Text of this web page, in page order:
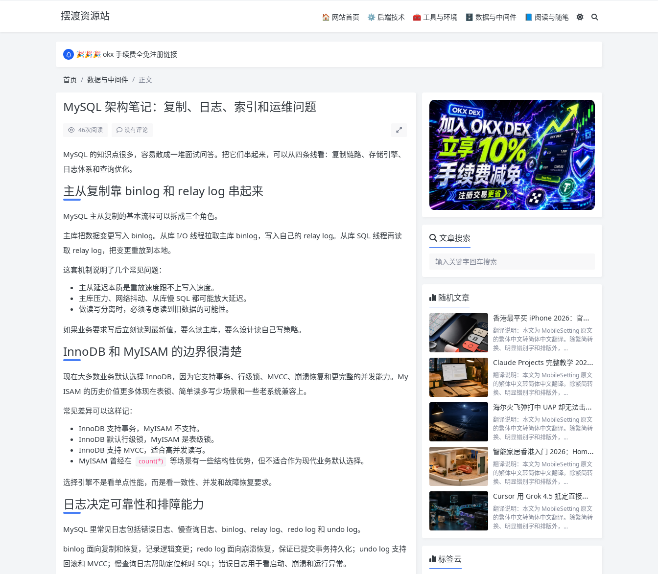
摆渡资源站 🏠 网站首页 ⚙️ 后端技术 🧰 工具与环境 🗄️ 数据与中间件 📘 阅读与随笔
🎉🎉🎉 okx 手续费全免注册链接
所有资源均为免费网盘资源，资源失效请备注留言，感谢！
🎉🎉🎉 okx 手续费全免注册链接
首页 数据与中间件 正文
MySQL 架构笔记：复制、日志、索引和运维问题
46次阅读 没有评论
MySQL 的知识点很多，容易散成一堆面试问答。把它们串起来，可以从四条线看：复制链路、存储引擎、
日志体系和查询优化。
主从复制靠 binlog 和 relay log 串起来
MySQL 主从复制的基本流程可以拆成三个角色。
主库把数据变更写入 binlog。从库 I/O 线程拉取主库 binlog，写入自己的 relay log。从库 SQL 线程再读
取 relay log，把变更重放到本地。
这套机制说明了几个常见问题：
主从延迟本质是重放速度跟不上写入速度。
主库压力、网络抖动、从库慢 SQL 都可能放大延迟。
做读写分离时，必须考虑读到旧数据的可能性。
如果业务要求写后立刻读到最新值，要么读主库，要么设计读自己写策略。
InnoDB 和 MyISAM 的边界很清楚
现在大多数业务默认选择 InnoDB，因为它支持事务、行级锁、MVCC、崩溃恢复和更完整的并发能力。My
ISAM 的历史价值更多体现在表锁、简单读多写少场景和一些老系统兼容上。
常见差异可以这样记：
InnoDB 支持事务，MyISAM 不支持。
InnoDB 默认行级锁，MyISAM 是表级锁。
InnoDB 支持 MVCC，适合高并发读写。
MyISAM 曾经在
count(*) 等场景有一些结构性优势，但不适合作为现代业务默认选择。
选择引擎不是看单点性能，而是看一致性、并发和故障恢复要求。
日志决定可靠性和排障能力
MySQL 里常见日志包括错误日志、慢查询日志、binlog、relay log、redo log 和 undo log。
binlog 面向复制和恢复，记录逻辑变更；redo log 面向崩溃恢复，保证已提交事务持久化；undo log 支持
回滚和 MVCC；慢查询日志帮助定位耗时 SQL；错误日志用于看启动、崩溃和运行异常。
文章搜索
随机文章
香港最平买 iPhone 2026：官网 vs 百老汇 vs 丰泽 vs 二手市场完全比较
翻译说明：本文为 MobileSetting 原文
的繁体中文转简体中文翻译。除繁简转
换、明显错别字和排版外，...
Claude Projects 完整教学 2026：香港打工仔如何建立个人 AI 知识库提升工作效率
翻译说明：本文为 MobileSetting 原文
的繁体中文转简体中文翻译。除繁简转
换、明显错别字和排版外，...
海尔火飞弹打中 UAP 却无法击落：五角大厦 PURSUE 文件揭示的最诡异军事案例
翻译说明：本文为 MobileSetting 原文
的繁体中文转简体中文翻译。除繁简转
换、明显错别字和排版外，...
智能家居香港入门 2026：HomeKit vs Google Home vs Matter 点拣？
翻译说明：本文为 MobileSetting 原文
的繁体中文转简体中文翻译。除繁简转
换、明显错别字和排版外，...
Cursor 用 Grok 4.5 抵定直接打 Grok API？限时免费、First-party pool 同 $2/$6 计费拆解
翻译说明：本文为 MobileSetting 原文
的繁体中文转简体中文翻译。除繁简转
换、明显错别字和排版外，...
标签云